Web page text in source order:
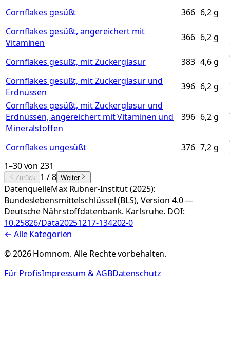
Cornflakes gesüßt 366 6,2g
Cornflakes gesüßt, angereichert mit
Vitaminen
366 6,2g
Cornflakes gesüßt, mit Zuckerglasur
383 4,6g
Cornflakes gesüßt, mit Zuckerglasur und
Erdnüssen
396 6,2g
Cornflakes gesüßt, mit Zuckerglasur und
Erdnüssen, angereichert mit Vitaminen und
Mineralstoffen
396 6,2g
Cornflakes ungesüßt 376 7,2g
1–30von 231
Zurück 1 /8 Weiter
DatenquelleMax Rubner-Institut (2025):
Bundeslebensmittelschlüssel (BLS), Version 4.0 —
Deutsche Nährstoffdatenbank. Karlsruhe. DOI:
10.25826/Data20251217-134202-0
← Alle Kategorien
©2026Homnom. Alle Rechte vorbehalten.
Für ProfisImpressum & AGBDatenschutz